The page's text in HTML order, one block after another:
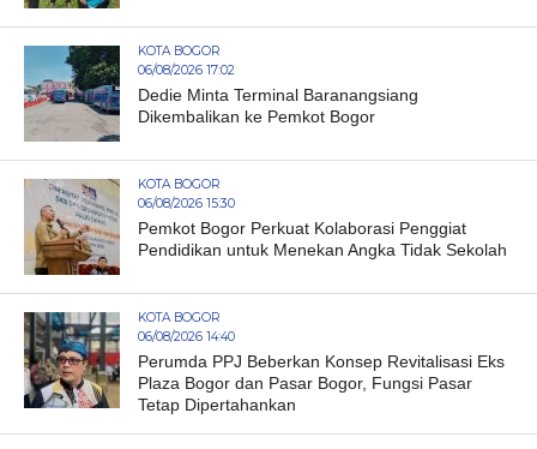
KOTA BOGOR
06/08/2026 17:02
Dedie Minta Terminal Baranangsiang
Dikembalikan ke Pemkot Bogor
KOTA BOGOR
06/08/2026 15:30
Pemkot Bogor Perkuat Kolaborasi Penggiat
Pendidikan untuk Menekan Angka Tidak Sekolah
KOTA BOGOR
06/08/2026 14:40
Perumda PPJ Beberkan Konsep Revitalisasi Eks
Plaza Bogor dan Pasar Bogor, Fungsi Pasar
Tetap Dipertahankan